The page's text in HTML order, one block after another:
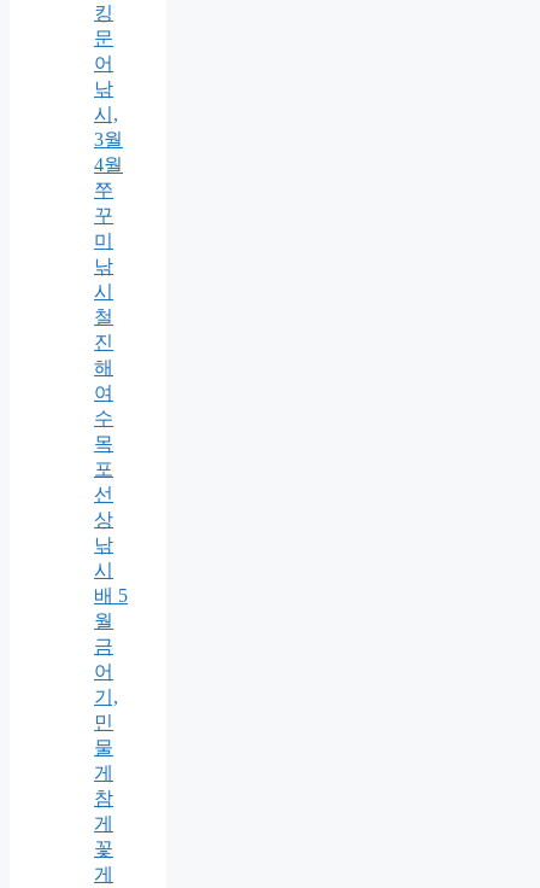
킹
문
어
낚
시,
3월
4월
쭈
꾸
미
낚
시
철
진
해
여
수
목
포
선
상
낚
시
배 5
월
금
어
기,
민
물
게
참
게
꽃
게